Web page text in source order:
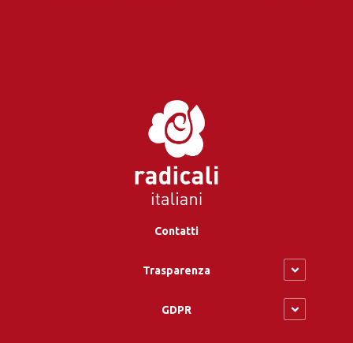
Contatti
Trasparenza
GDPR